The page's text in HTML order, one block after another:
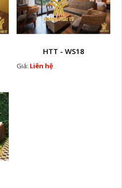
HTT - WS18
Giá: Liên hệ